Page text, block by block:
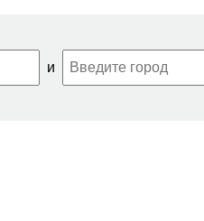
и